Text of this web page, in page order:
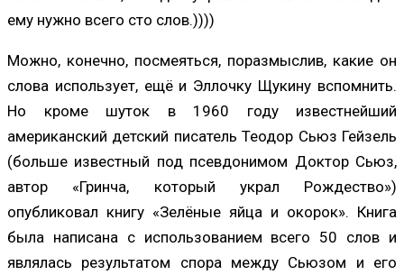
ему нужно всего сто слов.))))
Можно, конечно, посмеяться, поразмыслив, какие он
слова использует, ещё и Эллочку Щукину вспомнить.
Но кроме шуток в 1960 году известнейший
американский детский писатель Теодор Сьюз Гейзель
(больше известный под псевдонимом Доктор Сьюз,
автор «Гринча, который украл Рождество»)
опубликовал книгу «Зелёные яйца и окорок». Книга
была написана с использованием всего 50 слов и
являлась результатом спора между Сьюзом и его